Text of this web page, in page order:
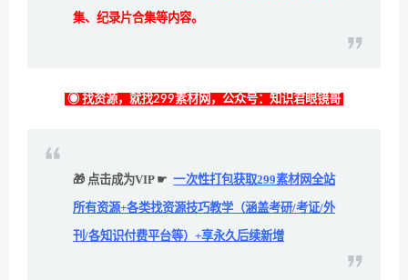
集、纪录片合集等内容。
◉ 找资源，就找299素材网，公众号：知识君眼镜哥
🎁 点击成为VIP ☛ 一次性打包获取299素材网全站
所有资源+各类找资源技巧教学（涵盖考研/考证/外
刊/各知识付费平台等）+享永久后续新增